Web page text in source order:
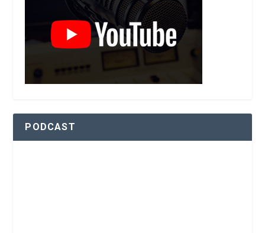
PODCAST